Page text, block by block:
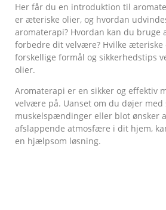
Her får du en introduktion til
er æteriske olier, og hvordan
aromaterapi? Hvordan kan du bruge
forbedre dit velvære? Hvilke æteriske
forskellige formål og sikkerhedstips
olier.
Aromaterapi er en sikker og effektiv
velvære på. Uanset om du døjer med
muskelspændinger eller blot ønsker
afslappende atmosfære i dit hjem,
en hjælpsom løsning.